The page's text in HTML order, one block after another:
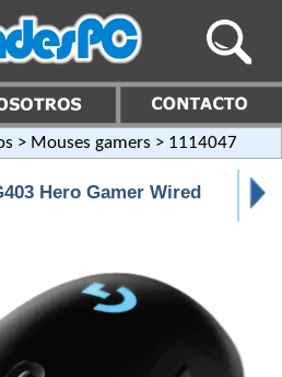
> Mouses gamers > 1114047
Hero Gamer Wired